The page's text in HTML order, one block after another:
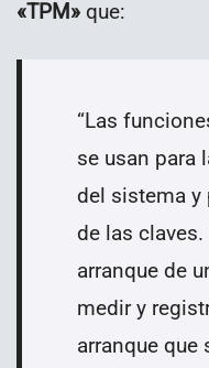
«TPM» que:
“Las
se usan para
del sistema y
de las
arranque de
medir y
arranque que